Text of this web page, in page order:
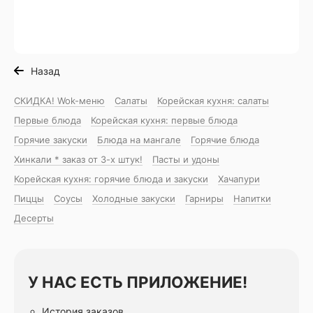
Назад
СКИДКА! Wok-меню Салаты
Корейская кухня: салаты
Первые блюда
Корейская кухня: первые блюда
Горячие закуски
Блюда на мангале
Горячие блюда
Хинкали * заказ от 3-х штук!
Пасты и удоны
Корейская кухня: горячие блюда и закуски
Хачапури
Пиццы
Соусы Холодные закуски Гарниры
Напитки
Десерты
У НАС ЕСТЬ ПРИЛОЖЕНИЕ!